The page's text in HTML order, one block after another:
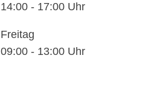
14:00 - 17:00 Uhr
Freitag
09:00 - 13:00 Uhr